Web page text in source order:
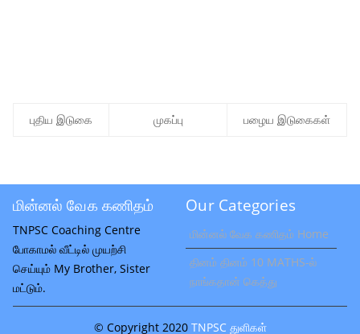
புதிய இடுகை பழைய இடுகைகள்
முகப்பு
மின்னல் வேக கணிதம்
TNPSC Coaching Centre
போகாமல் வீட்டில் முயற்சி
செய்யும் My Brother, Sister
மட்டும்.
Our Categories
மின்னல் வேக கணிதம் Home
தினம் தினம் 10 MATHS-ல்
நாங்கதான் கெத்து
© Copyright 2020 TNPSC துளிகள்